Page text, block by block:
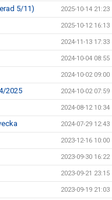
5/11) 2025-10-14 21:23
2025-10-12 16:13
2024-11-13 17:33
2024-10-04 08:55
2024-10-02 09:00
2025 2024-10-02 07:59
2024-08-12 10:34
2024-07-29 12:43
2023-12-16 10:00
2023-09-30 16:22
2023-09-21 23:15
2023-09-19 21:03